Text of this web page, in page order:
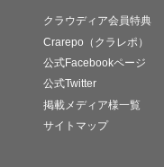
クラウディア会員特典
Crarepo（クラレポ）
公式Facebookページ
公式Twitter
掲載メディア様一覧
サイトマップ